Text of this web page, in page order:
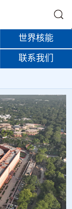
世界核能
联系我们